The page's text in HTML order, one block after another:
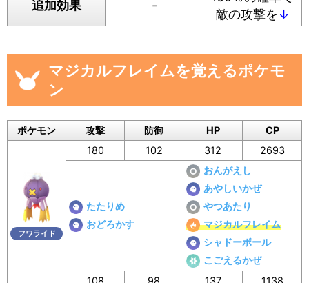
追加効果 -
敵の攻撃を ↓
マジカルフレイムを覚えるポケモ
ン
ポケモン 攻撃 防御 HP CP
フワライド
180 102 312 2693
たたりめ
おどろかす
おんがえし
あやしいかぜ
やつあたり
マジカルフレイム
シャドーボール
こごえるかぜ
108 98 137 1138